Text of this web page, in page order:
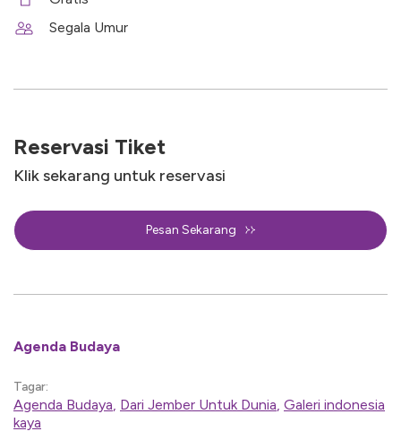
Segala Umur
Reservasi Tiket
Klik sekarang untuk reservasi
Pesan Sekarang
Agenda Budaya
Tagar:
Agenda Budaya, Dari Jember Untuk Dunia, Galeri indonesia
kaya